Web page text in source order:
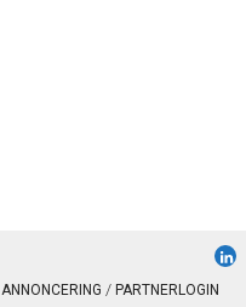
ANNONCERING PARTNERLOGIN